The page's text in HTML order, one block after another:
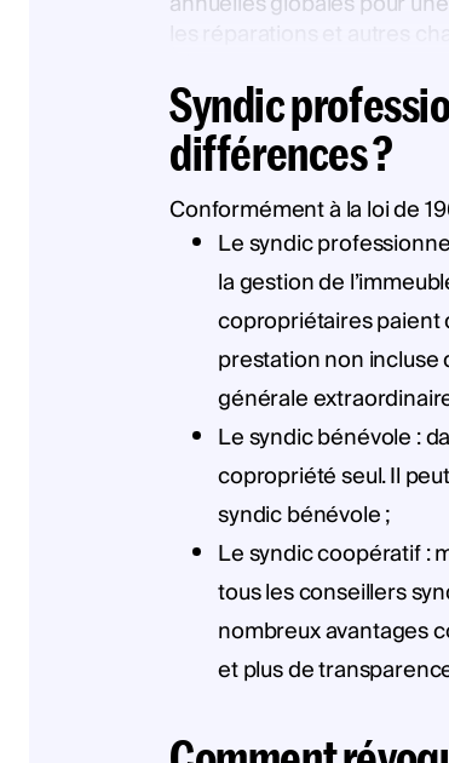
Syndic
différences ?
Conformément à la loi de
Le syndic
la gestion de
copropriétaires paient
prestation non incluse
générale
Le syndic bénévole :
copropriété seul. Il
syndic bénévole ;
Le syndic coopératif :
tous les conseillers
nombreux avantages
et plus de